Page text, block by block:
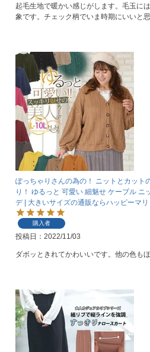
起毛生地で暖かい感じがします。毛玉に
象です。チェック柄でいま時期にいいと思
ぽっちゃりさんの為の！ ニットとカット
り！ ゆるっと 可愛い 細魅せ ケーブル ニ
デ | 大きいサイズの通販ならハッピーマリ
購入者
投稿日 2022/11/03
ダボッときれてかわいいです。他の色もほ